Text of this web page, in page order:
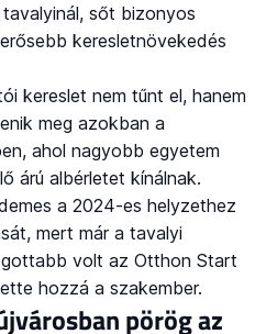
sőt bizonyos
keresletnövekedés
kereslet nem tűnt el, hanem
meg azokban a
ahol nagyobb egyetem
árú albérletet kínálnak.
a 2024-es helyzethez
mert már a tavalyi
volt az Otthon Start
hozzá a szakember.
pörög az